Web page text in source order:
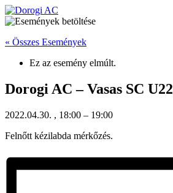
Ugrás
a
« Összes Események
Ez az esemény elmúlt.
Dorogi AC – Vasas SC U22
2022.04.30. , 18:00 – 19:00
Felnőtt kézilabda mérkőzés.